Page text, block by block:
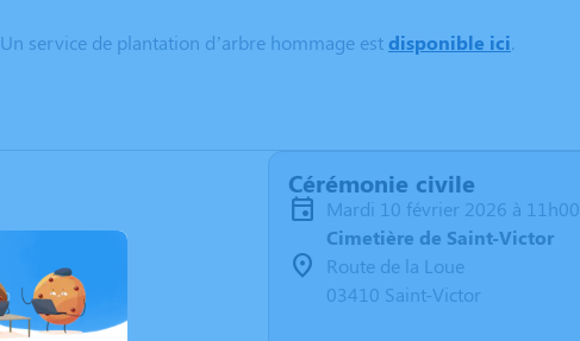
Un service de plantation d’arbre hommage estdisponible ici.
Cérémonie civile
mardi 10 février 2026 à 11h00
Cimetière de Saint-Victor
Route de la Loue
03410 Saint-Victor